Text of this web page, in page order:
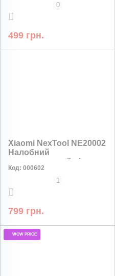
0
499 грн.
Xiaomi NexTool NE20002
Налобний
акумуляторний ліхтар
із червоним світлом
170 лм, 640 мАг, 18 год,
чорний
Код: 000602
1
799 грн.
WOW PRICE